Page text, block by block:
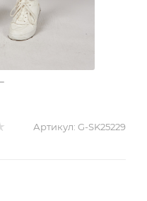
Артикул: G-SK25229